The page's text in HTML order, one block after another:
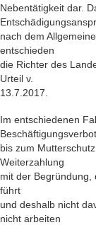
Nebentätigkeit dar.
nach dem
entschieden
die Richter des
Urteil v.
13.7.2017.
Im entschiedenen
Beschäftigungsverbot
bis zum
Weiterzahlung
mit der Begründung,
führt
und deshalb nicht
nicht arbeiten